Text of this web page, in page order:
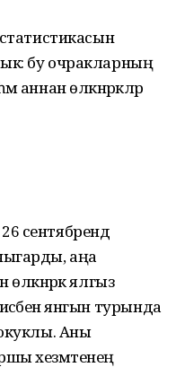
бу очракларның
аннан өлкәнрәкләр
сентябрендә
аңа
ялгыз
янгын турында
Аны
хезмәтенең